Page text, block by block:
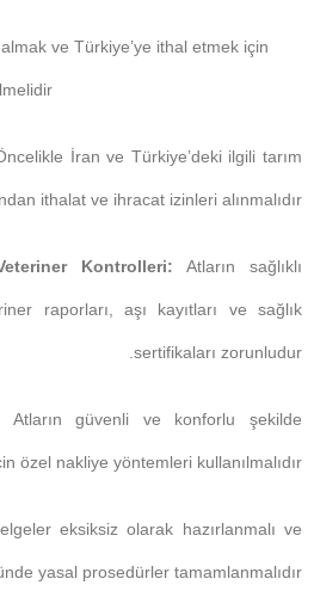
almak ve Türkiye’ye ithal etmek için
İran ve Türkiye’deki ilgili tarım
ithalat ve ihracat izinleri alınmalıdır.
Kontrolleri: Atların sağlıklı
raporları, aşı kayıtları ve sağlık
sertifikaları zorunludur.
Atların güvenli ve konforlu şekilde
özel nakliye yöntemleri kullanılmalıdır.
eksiksiz olarak hazırlanmalı ve
yasal prosedürler tamamlanmalıdır.